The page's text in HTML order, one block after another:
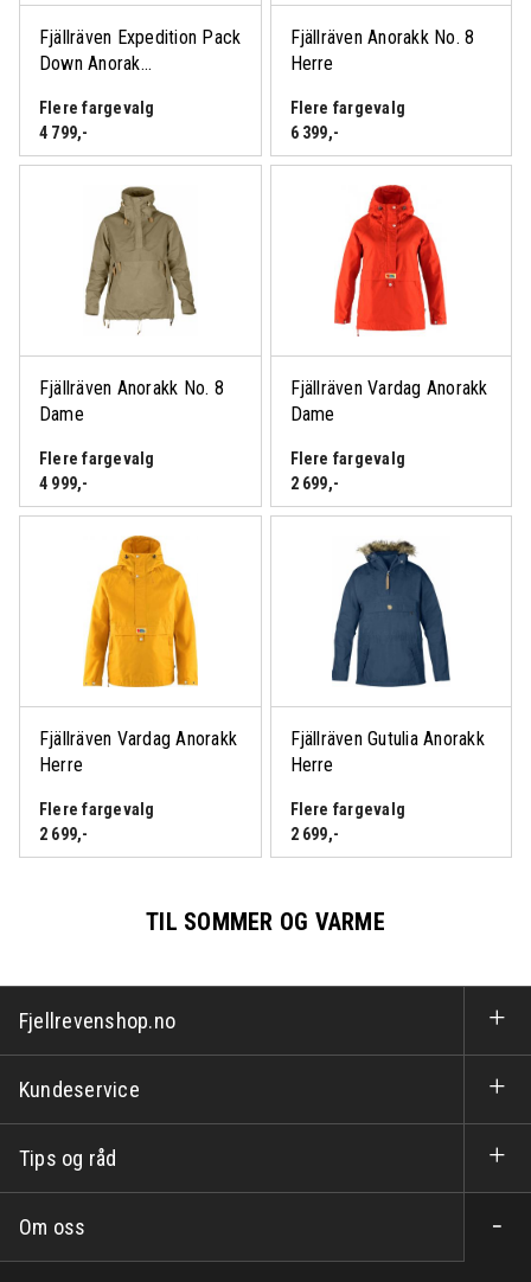
Fjällräven Expedition Pack
Down Anorak...
Flere fargevalg
4 799,-
Fjällräven Anorakk No. 8
Herre
Flere fargevalg
6 399,-
Fjällräven Anorakk No. 8
Dame
Flere fargevalg
4 999,-
Fjällräven Vardag Anorakk
Dame
Flere fargevalg
2 699,-
Fjällräven Vardag Anorakk
Herre
Flere fargevalg
2 699,-
Fjällräven Gutulia Anorakk
Herre
Flere fargevalg
2 699,-
TIL SOMMER OG VARME
Fjellrevenshop.no
Kundeservice
Tips og råd
Om oss